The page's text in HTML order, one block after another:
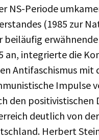
NS-Periode
(1985 zur
beiläufig
an, integrierte die
Antifaschismus
Impulse
den
deutlich von
Herbert